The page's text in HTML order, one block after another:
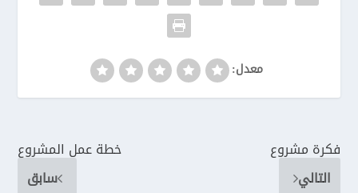
معدل:
خطة عمل المشروع
سابق
فكرة مشروع
التالي